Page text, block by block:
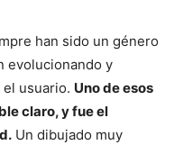
han sido un género
evolucionando y
usuario. Uno de esos
claro, y fue el
Un dibujado muy